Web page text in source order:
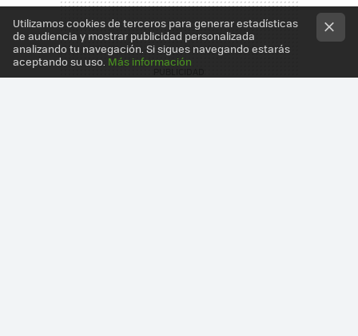
Utilizamos cookies de terceros para generar estadísticas
de audiencia y mostrar publicidad personalizada
analizando tu navegación. Si sigues navegando estarás
aceptando su uso. Más información